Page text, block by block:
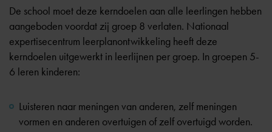
De school moet deze kerndoelen aan alle leerlingen hebben
aangeboden voordat zij groep 8 verlaten. Nationaal
expertisecentrum leerplanontwikkeling heeft deze
kerndoelen uitgewerkt in leerlijnen per groep. In groepen 5-
6 leren kinderen:
Luisteren naar meningen van anderen, zelf meningen
vormen en anderen overtuigen of zelf overtuigd worden.